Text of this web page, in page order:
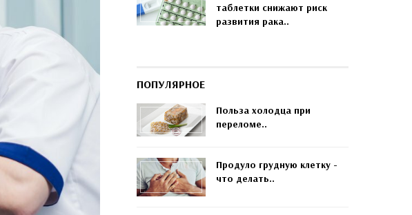
таблетки снижают риск
развития рака..
ПОПУЛЯРНОЕ
Польза холодца при
переломе..
Продуло грудную клетку -
что делать..